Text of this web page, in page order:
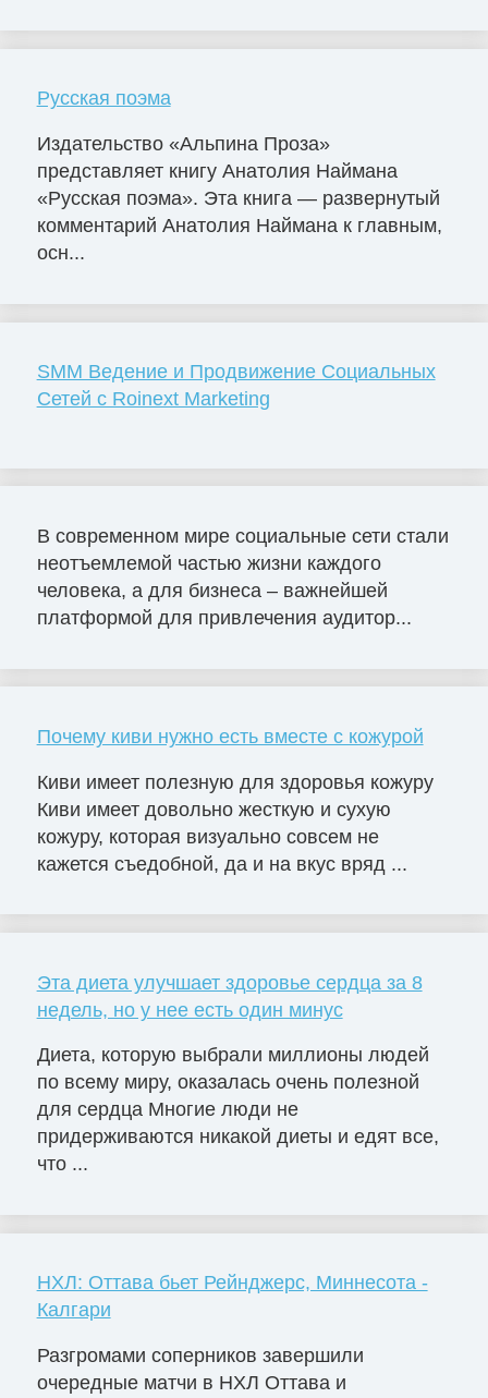
Русская поэма
Издательство «Альпина Проза»
представляет книгу Анатолия Наймана
«Русская поэма». Эта книга — развернутый
комментарий Анатолия Наймана к главным,
осн...
SMM Ведение и Продвижение Социальных
Сетей с Roinext Marketing
В современном мире социальные сети стали
неотъемлемой частью жизни каждого
человека, а для бизнеса – важнейшей
платформой для привлечения аудитор...
Почему киви нужно есть вместе с кожурой
Киви имеет полезную для здоровья кожуру
Киви имеет довольно жесткую и сухую
кожуру, которая визуально совсем не
кажется съедобной, да и на вкус вряд ...
Эта диета улучшает здоровье сердца за 8
недель, но у нее есть один минус
Диета, которую выбрали миллионы людей
по всему миру, оказалась очень полезной
для сердца Многие люди не
придерживаются никакой диеты и едят все,
что ...
НХЛ: Оттава бьет Рейнджерс, Миннесота -
Калгари
Разгромами соперников завершили
очередные матчи в НХЛ Оттава и